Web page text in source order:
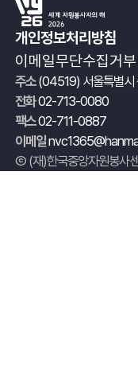
개인정보처리방침
이메일무단수집거부
주소(04519) 서울특별시
전화02-713-0080
팩스02-711-0887
이메일
Ⓒ (재)한국중앙자원봉사